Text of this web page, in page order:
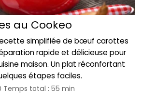
au Cookeo
simplifiée de bœuf carottes
rapide et délicieuse pour
maison. Un plat réconfortant
étapes faciles.
Temps total : 55 min